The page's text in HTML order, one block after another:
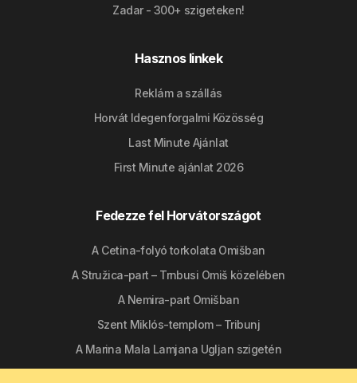
Zadar - 300+ szigeteken!
Hasznos linkek
Reklám a szállás
Horvát Idegenforgalmi Közösség
Last Minute Ajánlat
First Minute ajánlat 2026
Fedezze fel Horvátországot
A Cetina-folyó torkolata Omišban
A Stružica-part – Trnbusi Omiš közelében
A Nemira-part Omišban
Szent Miklós-templom – Tribunj
A Marina Mala Lamjana Ugljan szigetén